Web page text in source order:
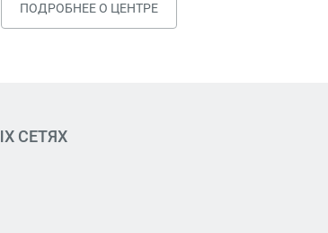
ПОДРОБНЕЕ О ЦЕНТРЕ
СЕТЯХ